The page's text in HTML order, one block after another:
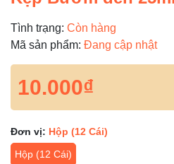
Tình trạng: Còn hàng
Mã sản phẩm: Đang cập nhật
10.000₫
Đơn vị: Hộp (12 Cái)
Hộp (12 Cái)